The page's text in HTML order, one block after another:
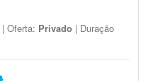
| Oferta: Privado | Duração